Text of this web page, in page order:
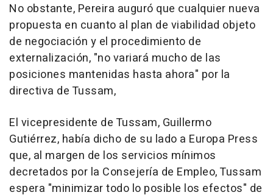
No obstante, Pereira auguró que cualquier nueva
propuesta en cuanto al plan de viabilidad objeto
de negociación y el procedimiento de
externalización, "no variará mucho de las
posiciones mantenidas hasta ahora" por la
directiva de Tussam,
El vicepresidente de Tussam, Guillermo
Gutiérrez, había dicho de su lado a Europa Press
que, al margen de los servicios mínimos
decretados por la Consejería de Empleo, Tussam
espera "minimizar todo lo posible los efectos" de